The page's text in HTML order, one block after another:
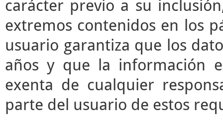
carácter previo a su
extremos contenidos en los
usuario garantiza que los
años y que la información
exenta de cualquier
parte del usuario de estos